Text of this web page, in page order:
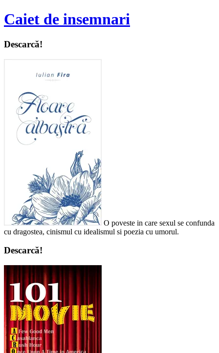
Caiet de insemnari
Descarcă!
O poveste in care sexul se confunda
cu dragostea, cinismul cu idealismul si poezia cu umorul.
Descarcă!